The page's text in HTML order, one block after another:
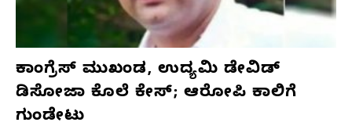
ಕಾಂಗ್ರೆಸ್‌ ಮುಖಂಡ, ಉದ್ಯಮಿ ಡೇವಿಡ್‌
ಡಿಸೋಜಾ ಕೊಲೆ ಕೇಸ್;‌ ಆರೋಪಿ ಕಾಲಿಗೆ
ಗುಂಡೇಟು